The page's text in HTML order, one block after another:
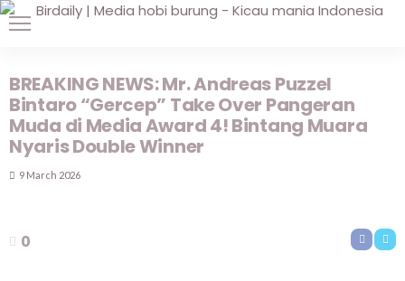
BREAKING NEWS: Mr. Andreas Puzzel
Bintaro “Gercep” Take Over Pangeran
Muda di Media Award 4! Bintang Muara
Nyaris Double Winner
9 March 2026
0